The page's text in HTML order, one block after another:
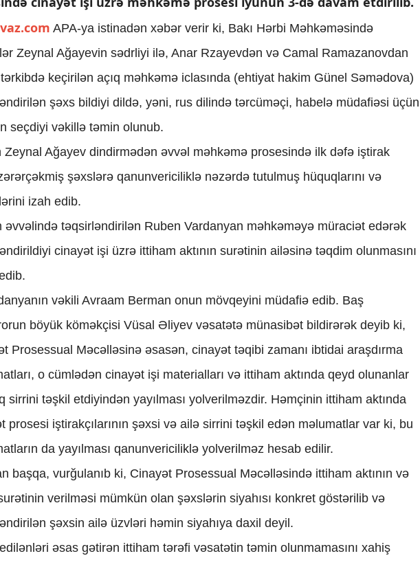
APA-ya istinadən xəbər verir ki, Bakı Hərbi Məhkəməsində
Zeynal Ağayevin sədrliyi ilə, Anar Rzayevdən və Camal Ramazanovdan
keçirilən açıq məhkəmə iclasında (ehtiyat hakim Günel Səmədova)
şəxs bildiyi dildə, yəni, rus dilində tərcüməçi, habelə müdafiəsi üçün
seçdiyi vəkillə təmin olunub.
Zeynal Ağayev dindirmədən əvvəl məhkəmə prosesində ilk dəfə iştirak
şəxslərə qanunvericiliklə nəzərdə tutulmuş hüquqlarını və
izah edib.
əvvəlində təqsirləndirilən Ruben Vardanyan məhkəməyə müraciət edərək
cinayət işi üzrə ittiham aktının surətinin ailəsinə təqdim olunmasını
vəkili Avraam Berman onun mövqeyini müdafiə edib. Baş
böyük köməkçisi Vüsal Əliyev vəsatətə münasibət bildirərək deyib ki,
Prosessual Məcəlləsinə əsasən, cinayət təqibi zamanı ibtidai araşdırma
o cümlədən cinayət işi materialları və ittiham aktında qeyd olunanlar
sirrini təşkil etdiyindən yayılması yolverilməzdir. Həmçinin ittiham aktında
prosesi iştirakçılarının şəxsi və ailə sirrini təşkil edən məlumatlar var ki, bu
da yayılması qanunvericiliklə yolverilməz hesab edilir.
başqa, vurğulanıb ki, Cinayət Prosessual Məcəlləsində ittiham aktının və
verilməsi mümkün olan şəxslərin siyahısı konkret göstərilib və
şəxsin ailə üzvləri həmin siyahıya daxil deyil.
əsas gətirən ittiham tərəfi vəsatətin təmin olunmamasını xahiş